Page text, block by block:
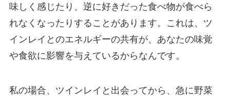
味しく感じたり、逆に好きだった食べ物が食べら
れなくなったりすることがあります。これは、ツ
インレイとのエネルギーの共有が、あなたの味覚
や食欲に影響を与えているからなんです。
私の場合、ツインレイと出会ってから、急に野菜